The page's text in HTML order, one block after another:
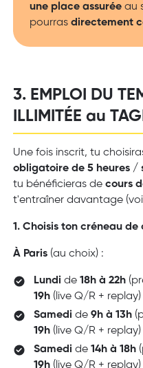
une place assurée au
pourras directement
3. EMPLOI DU
ILLIMITÉE au
Une fois inscrit, tu
obligatoire de 5 heures /
tu bénéficieras decours
t'entraîner davantage
1. Choisis ton créneau
À Paris (au choix) :
Lundi de 18h à 22h
19h(live Q/R + replay)
Samedi de 9h à 13h
19h(live Q/R + replay)
Samedi de 14h à 18h
19h(live Q/R + replay)